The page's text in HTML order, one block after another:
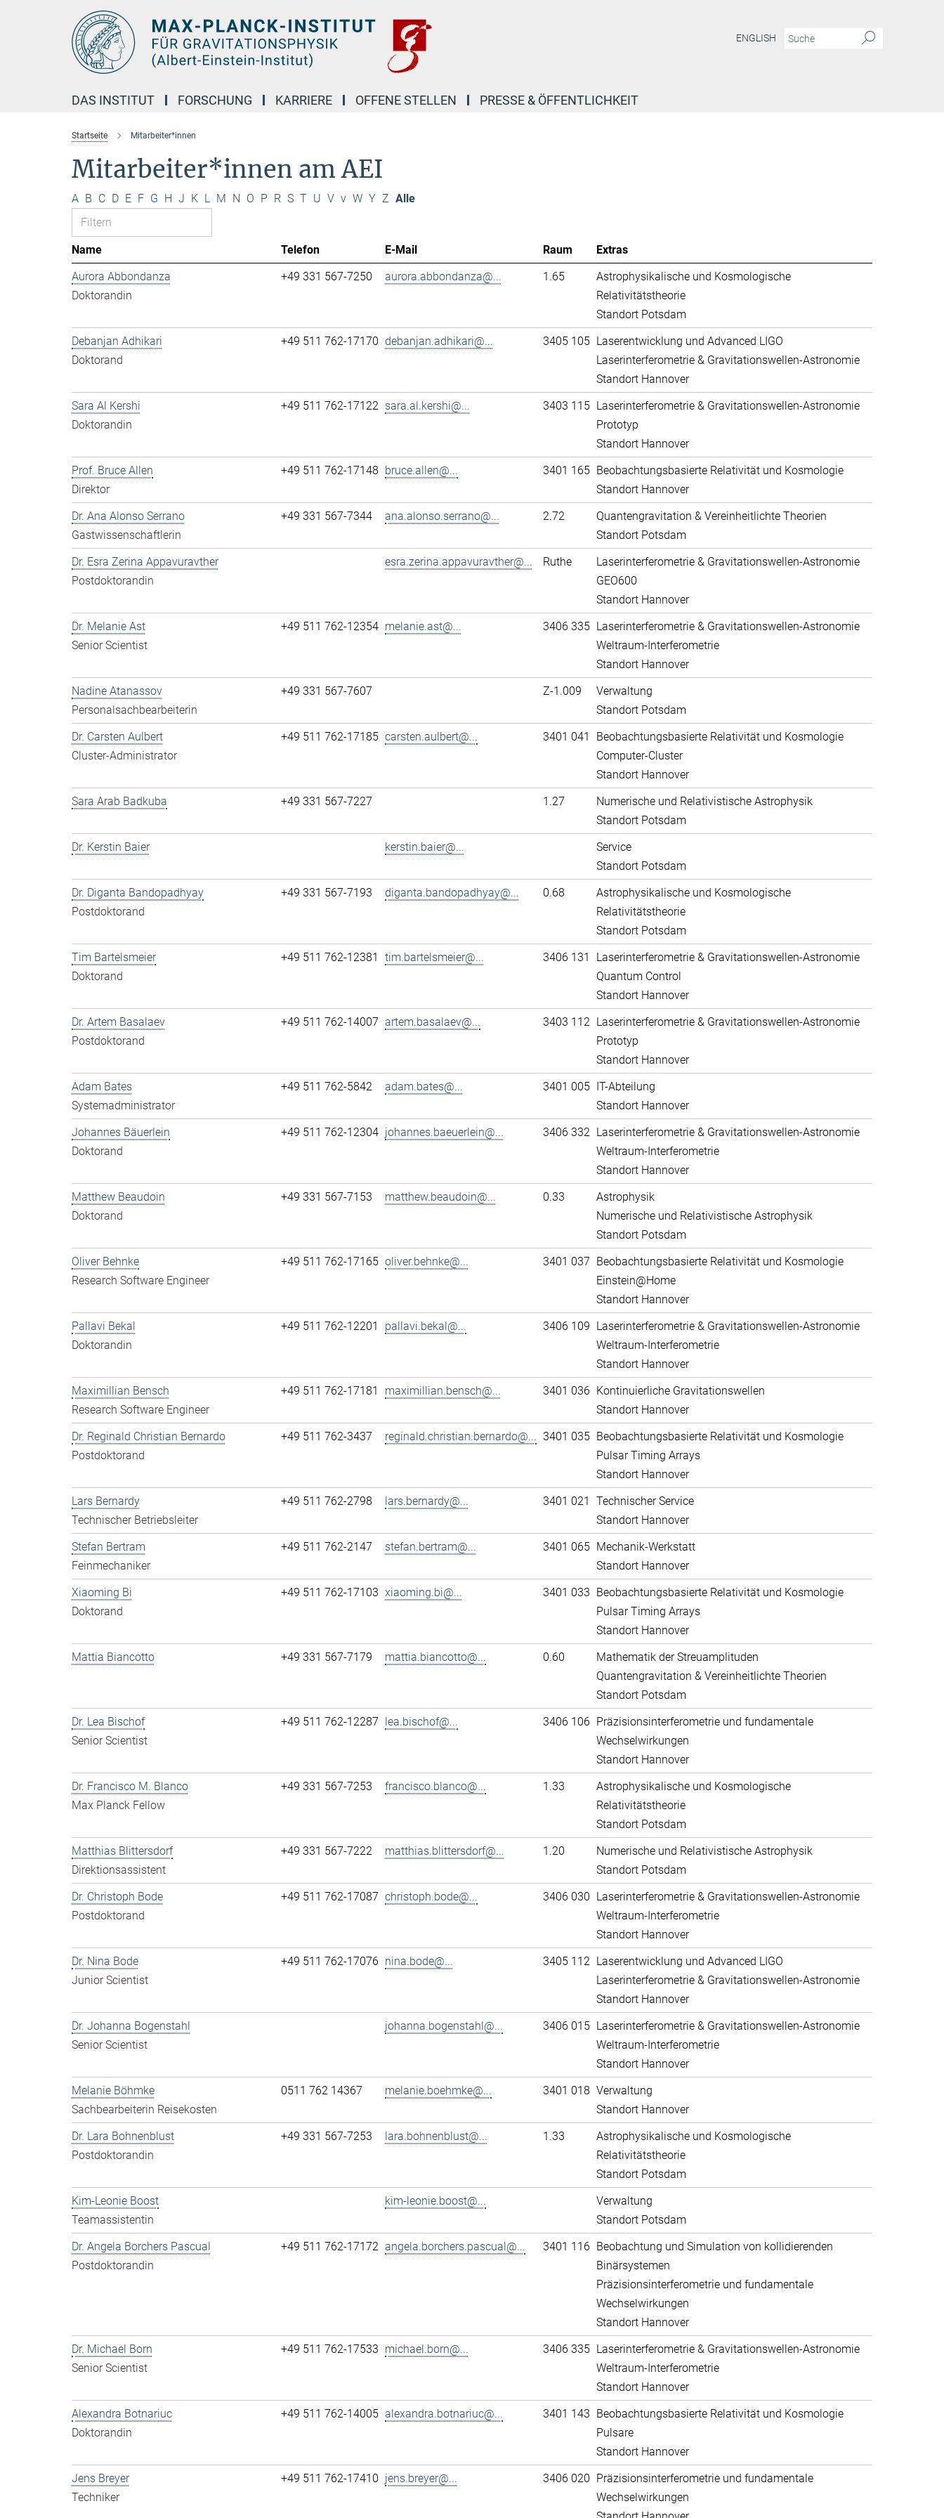
ENGLISH
DAS INSTITUT FORSCHUNG KARRIERE OFFENE STELLEN PRESSE & ÖFFENTLICHKEIT
Startseite Mitarbeiter*innen
Mitarbeiter*innen am AEI
A B C D E F G H J K L M N O P R S T U V v W Y Z Alle
Name Telefon E-Mail Raum
Extras
Aurora Abbondanza
Doktorandin
+49 331 567-7250 aurora.abbondanza@... 1.65
Astrophysikalische und Kosmologische
Relativitätstheorie
Standort Potsdam
Debanjan Adhikari
Doktorand
+49 511 762-17170 debanjan.adhikari@... 3405 105 Laserentwicklung und Advanced LIGO
Laserinterferometrie & Gravitationswellen-Astronomie
Standort Hannover
Sara Al Kershi
Doktorandin
+49 511 762-17122 sara.al.kershi@... 3403 115 Laserinterferometrie & Gravitationswellen-Astronomie
Prototyp
Standort Hannover
Prof. Bruce Allen
Direktor
+49 511 762-17148 bruce.allen@... 3401 165 Beobachtungsbasierte Relativität und Kosmologie
Standort Hannover
Dr. Ana Alonso Serrano
Gastwissenschaftlerin
+49 331 567-7344 ana.alonso.serrano@... 2.72
Quantengravitation & Vereinheitlichte Theorien
Standort Potsdam
Dr. Esra Zerina Appavuravther
Postdoktorandin
esra.zerina.appavuravther@... Ruthe
Laserinterferometrie & Gravitationswellen-Astronomie
GEO600
Standort Hannover
Dr. Melanie Ast
Senior Scientist
+49 511 762-12354 melanie.ast@... 3406 335 Laserinterferometrie & Gravitationswellen-Astronomie
Weltraum-Interferometrie
Standort Hannover
Nadine Atanassov
Personalsachbearbeiterin
+49 331 567-7607 Z-1.009
Verwaltung
Standort Potsdam
Dr. Carsten Aulbert
Cluster-Administrator
+49 511 762-17185 carsten.aulbert@... 3401 041
Beobachtungsbasierte Relativität und Kosmologie
Computer-Cluster
Standort Hannover
Sara Arab Badkuba
+49 331 567-7227 1.27
Numerische und Relativistische Astrophysik
Standort Potsdam
Dr. Kerstin Baier
kerstin.baier@...
Service
Standort Potsdam
Dr. Diganta Bandopadhyay
Postdoktorand
+49 331 567-7193 diganta.bandopadhyay@... 0.68
Astrophysikalische und Kosmologische
Relativitätstheorie
Standort Potsdam
Tim Bartelsmeier
Doktorand
+49 511 762-12381 tim.bartelsmeier@... 3406 131
Laserinterferometrie & Gravitationswellen-Astronomie
Quantum Control
Standort Hannover
Dr. Artem Basalaev
Postdoktorand
+49 511 762-14007 artem.basalaev@... 3403 112 Laserinterferometrie & Gravitationswellen-Astronomie
Prototyp
Standort Hannover
Adam Bates
Systemadministrator
+49 511 762-5842 adam.bates@... 3401 005 IT-Abteilung
Standort Hannover
Johannes Bäuerlein
Doktorand
+49 511 762-12304 johannes.baeuerlein@... 3406 332 Laserinterferometrie & Gravitationswellen-Astronomie
Weltraum-Interferometrie
Standort Hannover
Matthew Beaudoin
Doktorand
+49 331 567-7153 matthew.beaudoin@... 0.33
Astrophysik
Numerische und Relativistische Astrophysik
Standort Potsdam
Oliver Behnke
Research Software Engineer
+49 511 762-17165 oliver.behnke@... 3401 037 Beobachtungsbasierte Relativität und Kosmologie
Einstein@Home
Standort Hannover
Pallavi Bekal
Doktorandin
+49 511 762-12201 pallavi.bekal@... 3406 109 Laserinterferometrie & Gravitationswellen-Astronomie
Weltraum-Interferometrie
Standort Hannover
Maximillian Bensch
Research Software Engineer
+49 511 762-17181 maximillian.bensch@... 3401 036 Kontinuierliche Gravitationswellen
Standort Hannover
Dr. Reginald Christian Bernardo
Postdoktorand
+49 511 762-3437 reginald.christian.bernardo@... 3401 035 Beobachtungsbasierte Relativität und Kosmologie
Pulsar Timing Arrays
Standort Hannover
Lars Bernardy
Technischer Betriebsleiter
+49 511 762-2798 lars.bernardy@... 3401 021
Technischer Service
Standort Hannover
Stefan Bertram
Feinmechaniker
+49 511 762-2147 stefan.bertram@... 3401 065 Mechanik-Werkstatt
Standort Hannover
Xiaoming Bi
Doktorand
+49 511 762-17103 xiaoming.bi@... 3401 033 Beobachtungsbasierte Relativität und Kosmologie
Pulsar Timing Arrays
Standort Hannover
Mattia Biancotto
+49 331 567-7179 mattia.biancotto@... 0.60
Mathematik der Streuamplituden
Quantengravitation & Vereinheitlichte Theorien
Standort Potsdam
Dr. Lea Bischof
Senior Scientist
+49 511 762-12287 lea.bischof@... 3406 106 Präzisionsinterferometrie und fundamentale
Wechselwirkungen
Standort Hannover
Dr. Francisco M. Blanco
Max Planck Fellow
+49 331 567-7253 francisco.blanco@... 1.33
Astrophysikalische und Kosmologische
Relativitätstheorie
Standort Potsdam
Matthias Blittersdorf
Direktionsassistent
+49 331 567-7222 matthias.blittersdorf@... 1.20
Numerische und Relativistische Astrophysik
Standort Potsdam
Dr. Christoph Bode
Postdoktorand
+49 511 762-17087 christoph.bode@... 3406 030 Laserinterferometrie & Gravitationswellen-Astronomie
Weltraum-Interferometrie
Standort Hannover
Dr. Nina Bode
Junior Scientist
+49 511 762-17076 nina.bode@... 3405 112 Laserentwicklung und Advanced LIGO
Laserinterferometrie & Gravitationswellen-Astronomie
Standort Hannover
Dr. Johanna Bogenstahl
Senior Scientist
johanna.bogenstahl@... 3406 015 Laserinterferometrie & Gravitationswellen-Astronomie
Weltraum-Interferometrie
Standort Hannover
Melanie Böhmke
Sachbearbeiterin Reisekosten
0511 762 14367 melanie.boehmke@... 3401 018 Verwaltung
Standort Hannover
Dr. Lara Bohnenblust
Postdoktorandin
+49 331 567-7253 lara.bohnenblust@... 1.33
Astrophysikalische und Kosmologische
Relativitätstheorie
Standort Potsdam
Kim-Leonie Boost
Teamassistentin
kim-leonie.boost@...
Verwaltung
Standort Potsdam
Dr. Angela Borchers Pascual
Postdoktorandin
+49 511 762-17172 angela.borchers.pascual@... 3401 116 Beobachtung und Simulation von kollidierenden
Binärsystemen
Präzisionsinterferometrie und fundamentale
Wechselwirkungen
Standort Hannover
Dr. Michael Born
Senior Scientist
+49 511 762-17533 michael.born@... 3406 335 Laserinterferometrie & Gravitationswellen-Astronomie
Weltraum-Interferometrie
Standort Hannover
Alexandra Botnariuc
Doktorandin
+49 511 762-14005 alexandra.botnariuc@... 3401 143 Beobachtungsbasierte Relativität und Kosmologie
Pulsare
Standort Hannover
Jens Breyer
Techniker
+49 511 762-17410 jens.breyer@... 3406 020 Präzisionsinterferometrie und fundamentale
Wechselwirkungen